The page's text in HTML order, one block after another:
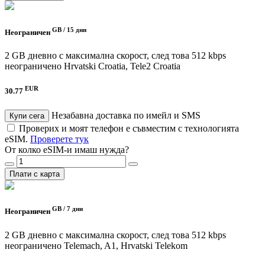
Неограничен GB / 15 дни
2 GB дневно с максимална скорост, след това 512 kbps
неограничено Hrvatski Croatia, Tele2 Croatia
30.77 EUR
Купи сега
Незабавна доставка по имейл и SMS
Проверих и моят телефон е съвместим с технологията
eSIM. Проверете тук
От колко eSIM-и имаш нужда?
Плати с карта
Неограничен GB / 7 дни
2 GB дневно с максимална скорост, след това 512 kbps
неограничено Telemach, A1, Hrvatski Telekom